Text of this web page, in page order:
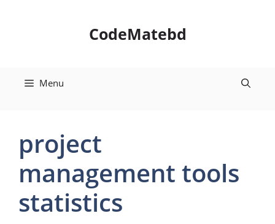
CodeMatebd
Menu
project
management tools
statistics